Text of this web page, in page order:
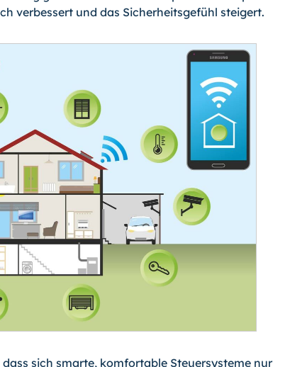
verbessert und das Sicherheitsgefühl steigert.
sich smarte, komfortable Steuersysteme nur